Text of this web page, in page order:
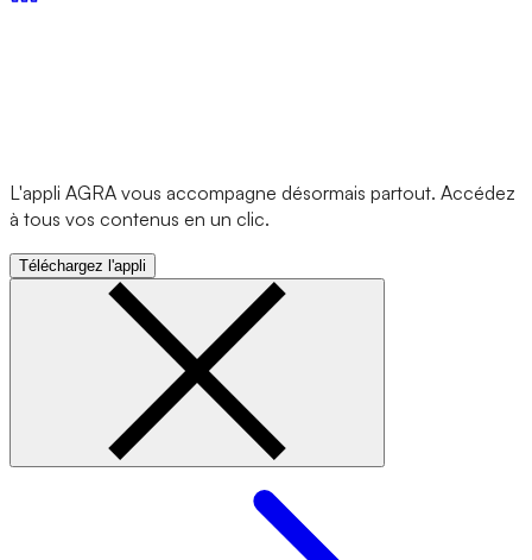
L'appli AGRA vous accompagne désormais partout. Accédez
à tous vos contenus en un clic.
Téléchargez l'appli